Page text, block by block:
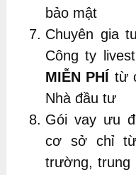
bảo mật
Chuyên gia
Công ty
MIỄN PHÍ từ
Nhà đầu tư
Gói vay ưu
cơ sở chỉ từ
trường, trung